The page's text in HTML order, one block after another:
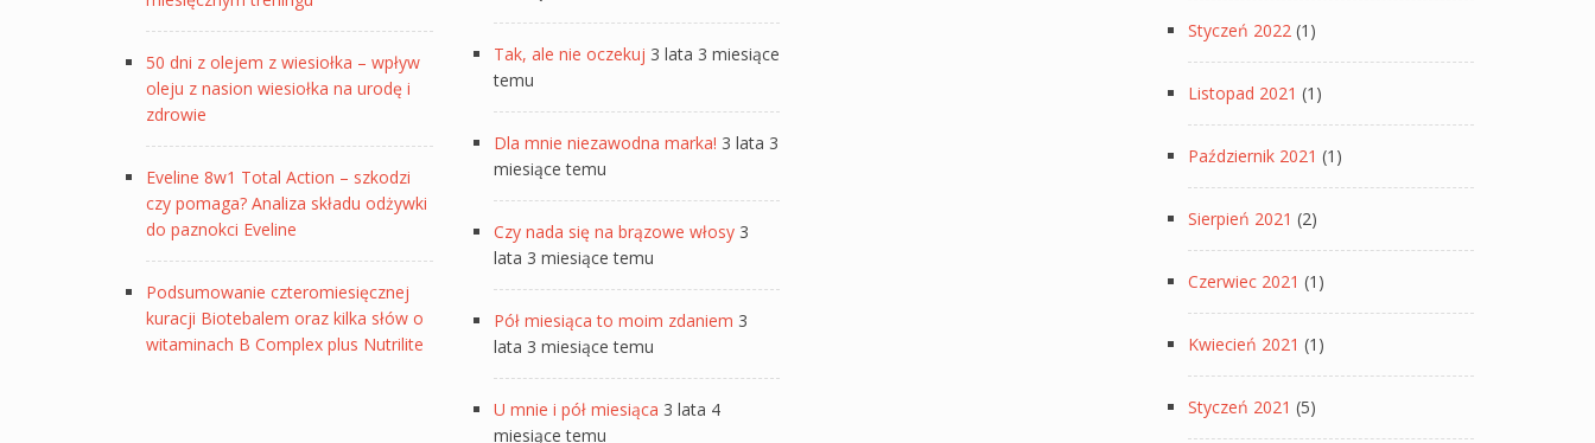
50 dni z olejem z wiesiołka – wpływ
oleju z nasion wiesiołka na urodę i
zdrowie
Eveline 8w1 Total Action – szkodzi
czy pomaga? Analiza składu odżywki
do paznokci Eveline
Podsumowanie czteromiesięcznej
kuracji Biotebalem oraz kilka słów o
witaminach B Complex plus Nutrilite
Tak, ale nie oczekuj 3 lata 3 miesiące
temu
Dla mnie niezawodna marka! 3 lata 3
miesiące temu
Czy nada się na brązowe włosy 3
lata 3 miesiące temu
Pół miesiąca to moim zdaniem 3
lata 3 miesiące temu
U mnie i pół miesiąca 3 lata 4
miesiące temu
Styczeń 2022(1)
Listopad 2021 (1)
Październik 2021 (1)
Sierpień 2021 (2)
Czerwiec 2021 (1)
Kwiecień 2021 (1)
Styczeń 2021 (5)